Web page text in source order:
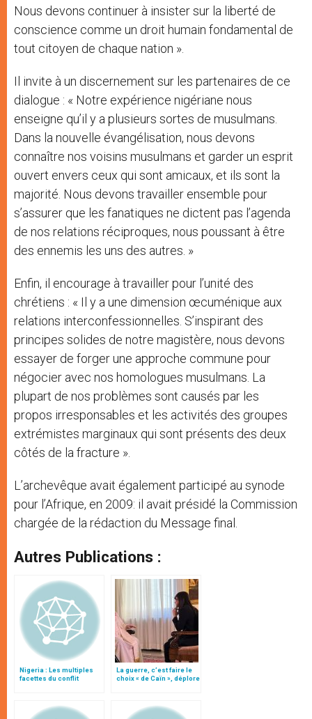
Nous devons continuer à insister sur la liberté de
conscience comme un droit humain fondamental de
tout citoyen de chaque nation ».
Il invite à un discernement sur les partenaires de ce
dialogue : « Notre expérience nigériane nous
enseigne qu’il y a plusieurs sortes de musulmans.
Dans la nouvelle évangélisation, nous devons
connaître nos voisins musulmans et garder un esprit
ouvert envers ceux qui sont amicaux, et ils sont la
majorité. Nous devons travailler ensemble pour
s’assurer que les fanatiques ne dictent pas l’agenda
de nos relations réciproques, nous poussant à être
des ennemis les uns des autres. »
Enfin, il encourage à travailler pour l’unité des
chrétiens : « Il y a une dimension œcuménique aux
relations interconfessionnelles. S’inspirant des
principes solides de notre magistère, nous devons
essayer de forger une approche commune pour
négocier avec nos homologues musulmans. La
plupart de nos problèmes sont causés par les
propos irresponsables et les activités des groupes
extrémistes marginaux qui sont présents des deux
côtés de la fracture ».
L’archevêque avait également participé au synode
pour l’Afrique, en 2009: il avait présidé la Commission
chargée de la rédaction du Message final.
Autres Publications :
Nigeria : Les multiples
facettes du conflit
La guerre, c’est faire le
choix « de Caïn », déplore